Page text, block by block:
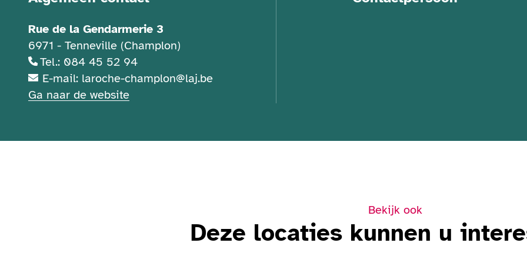
Rue de la Gendarmerie 3
6971 - Tenneville (Champlon)
Tel.: 084 45 52 94
E-mail: laroche-champlon@laj.be
Ga naar de website
Bekijk ook
Deze locaties kunnen u